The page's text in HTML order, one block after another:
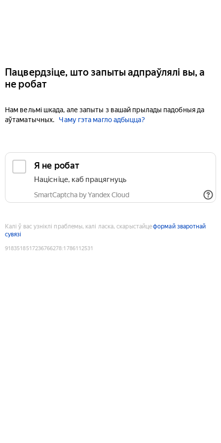
Пацвердзіце, што запыты адпраўлялі вы, а
не робат
Нам вельмі шкада, але запыты з вашай прылады падобныя да
аўтаматычных.
Чаму гэта магло адбыцца?
Я не робат
Націсніце, каб працягнуць
SmartCaptcha by Yandex Cloud
Калі ў вас узніклі праблемы, калі ласка, скарыстайцеформай зваротнай
сувязі
9183518517236766278:1786112531